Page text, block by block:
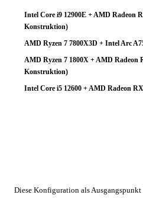
Intel Core i9 12900E + AMD Radeon
Konstruktion)
AMD Ryzen 7 7800X3D + Intel Arc
AMD Ryzen 7 1800X + AMD Radeon
Konstruktion)
Intel Core i5 12600 + AMD Radeon
Diese Konfiguration als